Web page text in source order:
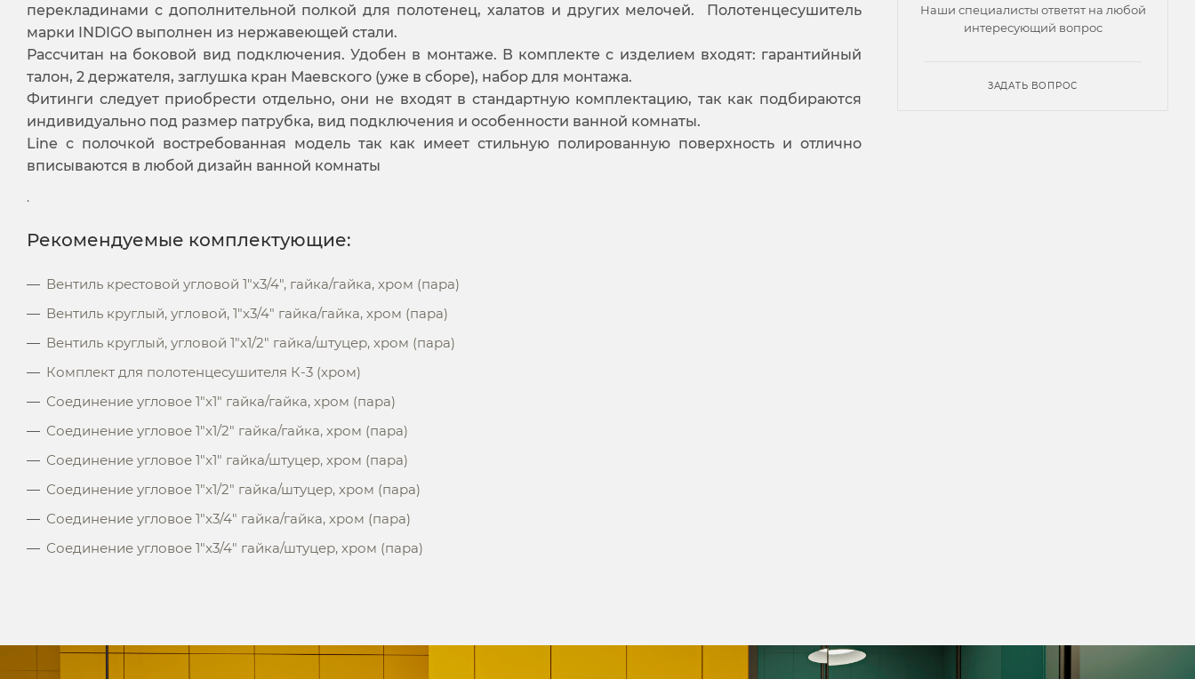
перекладинами с дополнительной полкой для полотенец, халатов и других мелочей. Полотенцесушитель
марки INDIGO выполнен из нержавеющей стали.
Рассчитан на боковой вид подключения. Удобен в монтаже. В комплекте с изделием входят: гарантийный
талон, 2 держателя, заглушка кран Маевского (уже в сборе), набор для монтажа.
Фитинги следует приобрести отдельно, они не входят в стандартную комплектацию, так как подбираются
индивидуально под размер патрубка, вид подключения и особенности ванной комнаты.
Line с полочкой востребованная модель так как имеет стильную полированную поверхность и отлично
вписываются в любой дизайн ванной комнаты
.
Рекомендуемые комплектующие:
Вентиль крестовой угловой 1"х3/4", гайка/гайка, хром (пара)
Вентиль круглый, угловой, 1"х3/4" гайка/гайка, хром (пара)
Вентиль круглый, угловой 1"х1/2" гайка/штуцер, хром (пара)
Комплект для полотенцесушителя К-3 (хром)
Соединение угловое 1"x1" гайка/гайка, хром (пара)
Соединение угловое 1"x1/2" гайка/гайка, хром (пара)
Соединение угловое 1"x1" гайка/штуцер, хром (пара)
Соединение угловое 1"x1/2" гайка/штуцер, хром (пара)
Соединение угловое 1"x3/4" гайка/гайка, хром (пара)
Соединение угловое 1"x3/4" гайка/штуцер, хром (пара)
Наши специалисты ответят на любой
интересующий вопрос
ЗАДАТЬ ВОПРОС